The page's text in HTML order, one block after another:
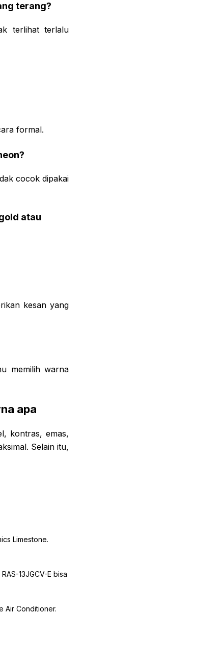
terang?
terlihat terlalu
formal.
cocok dipakai
atau
kesan yang
memilih warna
apa
kontras, emas,
Selain itu,
Limestone.
13JGCV-E bisa
Air Conditioner.